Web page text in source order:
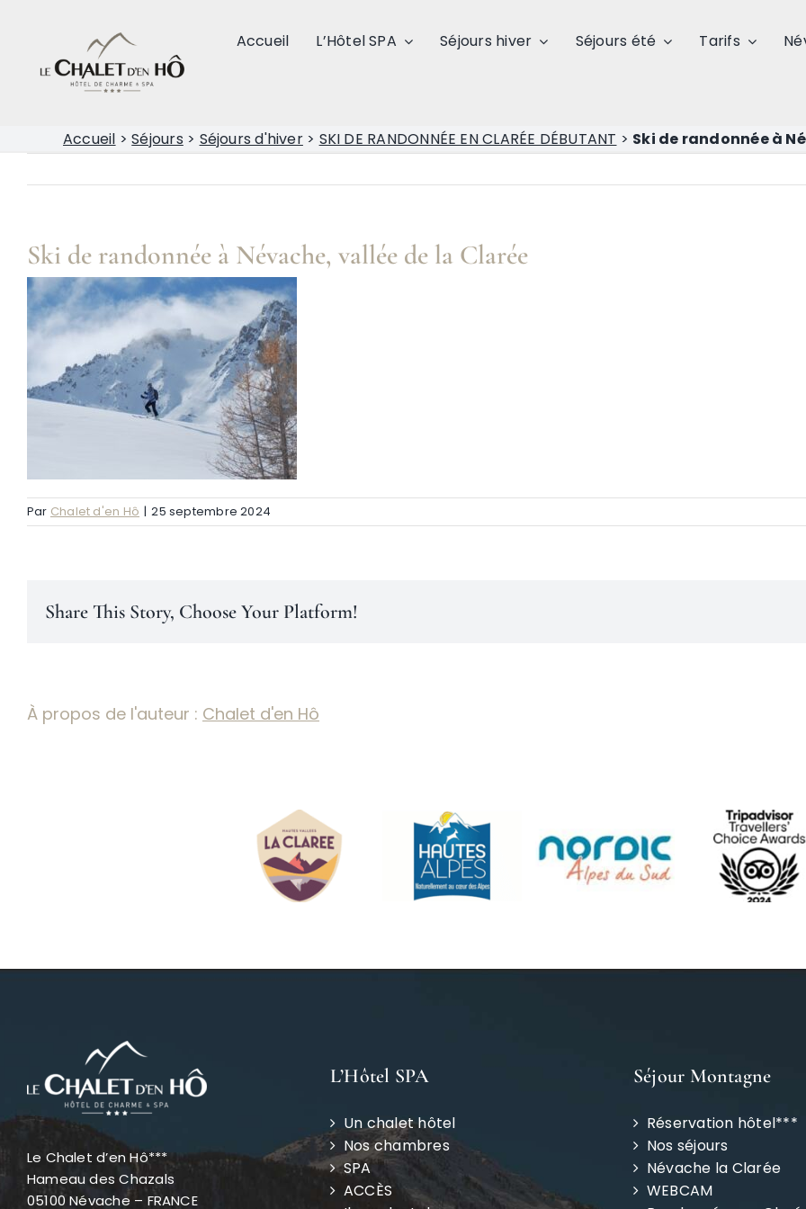
Accueil L’Hôtel SPA Séjours hiver Séjours été Tarifs
Accueil >Séjours > Séjours d'hiver> SKI DE RANDONNÉE EN CLARÉE DÉBUTANT > Ski de randonnée à
Ski de randonnée à Névache, vallée de la Clarée
Par Chalet d'en Hô | 25 septembre 2024
Share This Story, Choose Your Platform!
À propos de l'auteur : Chalet d'en Hô
Le Chalet d’en Hô***
Hameau des Chazals
05100 Névache – FRANCE
L’Hôtel SPA
Un chalet hôtel
Nos chambres
SPA
ACCÈS
Séjour Montagne
Réservation hôtel***
Nos séjours
Névache la Clarée
WEBCAM